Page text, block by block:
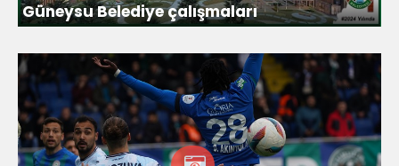
Güneysu Belediye çalışmaları